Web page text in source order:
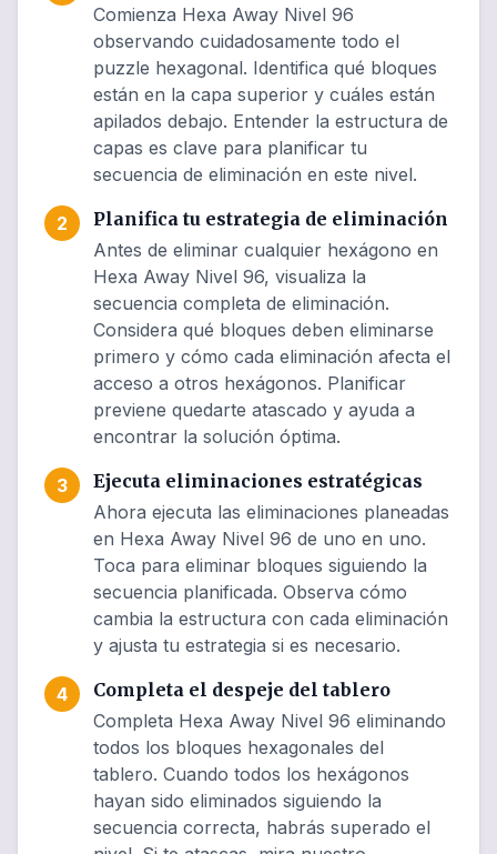
Comienza Hexa Away Nivel 96
observando cuidadosamente todo el
puzzle hexagonal. Identifica qué bloques
están en la capa superior y cuáles están
apilados debajo. Entender la estructura de
capas es clave para planificar tu
secuencia de eliminación en este nivel.
2
Planifica tu estrategia de eliminación
Antes de eliminar cualquier hexágono en
Hexa Away Nivel 96, visualiza la
secuencia completa de eliminación.
Considera qué bloques deben eliminarse
primero y cómo cada eliminación afecta el
acceso a otros hexágonos. Planificar
previene quedarte atascado y ayuda a
encontrar la solución óptima.
3
Ejecuta eliminaciones estratégicas
Ahora ejecuta las eliminaciones planeadas
en Hexa Away Nivel 96 de uno en uno.
Toca para eliminar bloques siguiendo la
secuencia planificada. Observa cómo
cambia la estructura con cada eliminación
y ajusta tu estrategia si es necesario.
4
Completa el despeje del tablero
Completa Hexa Away Nivel 96 eliminando
todos los bloques hexagonales del
tablero. Cuando todos los hexágonos
hayan sido eliminados siguiendo la
secuencia correcta, habrás superado el